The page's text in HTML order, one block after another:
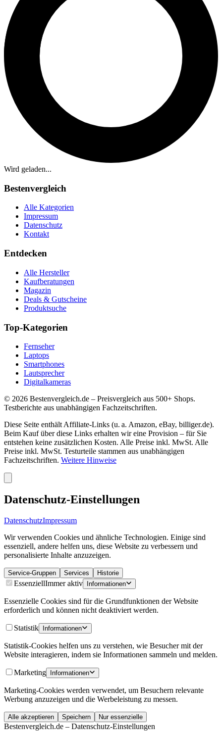
Wird geladen...
Bestenvergleich
Alle Kategorien
Impressum
Datenschutz
Kontakt
Entdecken
Alle Hersteller
Kaufberatungen
Magazin
Deals & Gutscheine
Produktsuche
Top-Kategorien
Fernseher
Laptops
Smartphones
Lautsprecher
Digitalkameras
© 2026 Bestenvergleich.de – Preisvergleich aus 500+ Shops.
Testberichte aus unabhängigen Fachzeitschriften.
Diese Seite enthält Affiliate-Links (u. a. Amazon, eBay, billiger.de).
Beim Kauf über diese Links erhalten wir eine Provision – für Sie
entstehen keine zusätzlichen Kosten. Alle Preise inkl. MwSt. Alle
Preise inkl. MwSt. Testurteile stammen aus unabhängigen
Fachzeitschriften. Weitere Hinweise
Datenschutz-Einstellungen
DatenschutzImpressum
Wir verwenden Cookies und ähnliche Technologien. Einige sind
essenziell, andere helfen uns, diese Website zu verbessern und
personalisierte Inhalte anzuzeigen.
Service-Gruppen Services Historie
EssenziellImmer aktiv Informationen
Essenzielle Cookies sind für die Grundfunktionen der Website
erforderlich und können nicht deaktiviert werden.
Statistik Informationen
Statistik-Cookies helfen uns zu verstehen, wie Besucher mit der
Website interagieren, indem sie Informationen sammeln und melden.
Marketing Informationen
Marketing-Cookies werden verwendet, um Besuchern relevante
Werbung anzuzeigen und die Werbeleistung zu messen.
Alle akzeptieren Speichern Nur essenzielle
Bestenvergleich.de – Datenschutz-Einstellungen